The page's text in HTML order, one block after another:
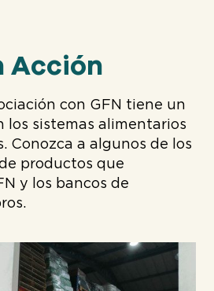
Acción
con GFN tiene un
los sistemas alimentarios
Conozca a algunos de los
productos que
y los bancos de